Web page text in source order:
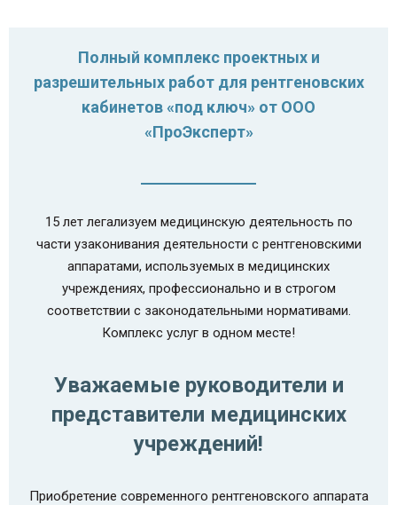
Полный комплекс проектных и
разрешительных работ для рентгеновских
кабинетов «под ключ» от ООО
«ПроЭксперт»
15 лет легализуем медицинскую деятельность по
части узаконивания деятельности с рентгеновскими
аппаратами, используемых в медицинских
учреждениях, профессионально и в строгом
соответствии с законодательными нормативами.
Комплекс услуг в одном месте!
Уважаемые руководители и
представители медицинских
учреждений!
Приобретение современного рентгеновского аппарата